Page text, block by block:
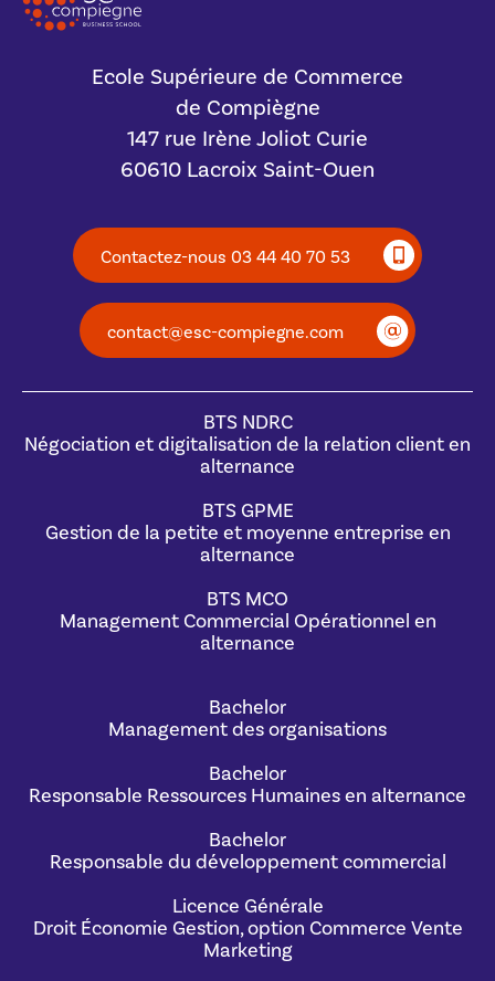
Ecole Supérieure de Commerce
de Compiègne
147 rue Irène Joliot Curie
60610 Lacroix Saint-Ouen
Contactez-nous 03 44 40 70 53
contact@esc-compiegne.com
BTS NDRC
Négociation et digitalisation de la relation client en
alternance
BTS GPME
Gestion de la petite et moyenne entreprise en
alternance
BTS MCO
Management Commercial Opérationnel en
alternance
Bachelor
Management des organisations
Bachelor
Responsable Ressources Humaines en alternance
Bachelor
Responsable du développement commercial
Licence Générale
Droit Économie Gestion, option Commerce Vente
Marketing